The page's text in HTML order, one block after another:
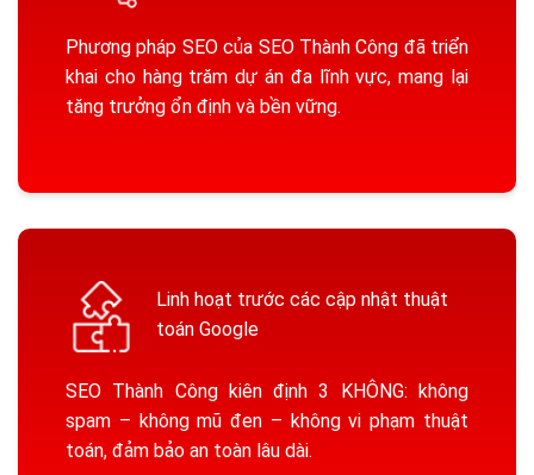
Phương pháp SEO của SEO Thành Công đã triển
khai cho hàng trăm dự án đa lĩnh vực, mang lại
tăng trưởng ổn định và bền vững.
Linh hoạt trước các cập nhật thuật
toán Google
SEO Thành Công kiên định 3 KHÔNG: không
spam – không mũ đen – không vi phạm thuật
toán, đảm bảo an toàn lâu dài.